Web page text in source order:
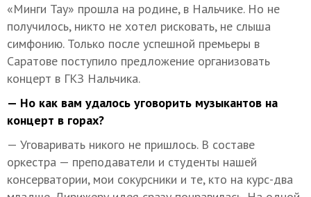
«Минги Тау» прошла на родине, в Нальчике. Но не
получилось, никто не хотел рисковать, не слыша
симфонию. Только после успешной премьеры в
Саратове поступило предложение организовать
концерт в ГКЗ Нальчика.
— Но как вам удалось уговорить музыкантов на
концерт в горах?
— Уговаривать никого не пришлось. В составе
оркестра — преподаватели и студенты нашей
консерватории, мои сокурсники и те, кто на курс-два